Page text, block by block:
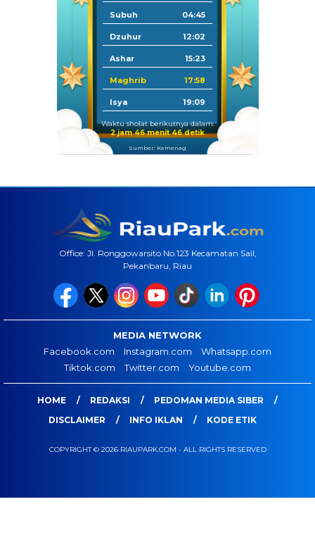
Subuh 04:45
Dzuhur 12:02
Ashar 15:23
Maghrib 17:58
Isya 19:09
Waktu sholat berikutnya dalam:
2 jam 46 menit 45 detik
Sumber: Kemenag
Office: Jl. Ronggowarsito No.123 Kecamatan Sail,
Pekanbaru, Riau
MEDIA NETWORK
Facebook.com
Instagram.com
Whatsapp.com
Tiktok.com
Twitter.com Youtube.com
HOME REDAKSI
PEDOMAN MEDIA SIBER
DISCLAIMER
INFO IKLAN KODE ETIK
COPYRIGHT © 2026 RIAUPARK.COM - ALL RIGHTS RESERVED